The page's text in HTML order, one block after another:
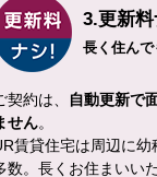
3.更新料
長く住んで
契約は、
自動更新で
せん。
賃貸住宅は周辺に
数。長くお住まいい